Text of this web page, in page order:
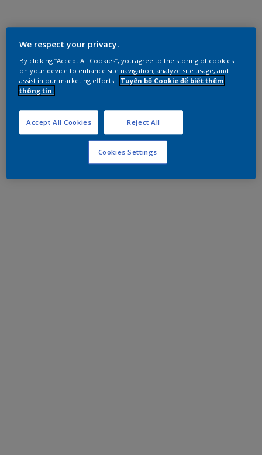
We respect your privacy.
By clicking “Accept All Cookies”, you agree to the storing of cookies
on your device to enhance site navigation, analyze site usage, and
assist in our marketing efforts.
Tuyên bố Cookie để biết thêm
thông tin.
Reject All
Accept All Cookies
Cookies Settings